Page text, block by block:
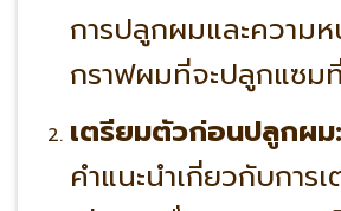
การปลูกผมและความ
กราฟผมที่จะปลูกแซม
เตรียมตัวก่อนปลูกผม:
คำแนะนำเกี่ยวกับการ